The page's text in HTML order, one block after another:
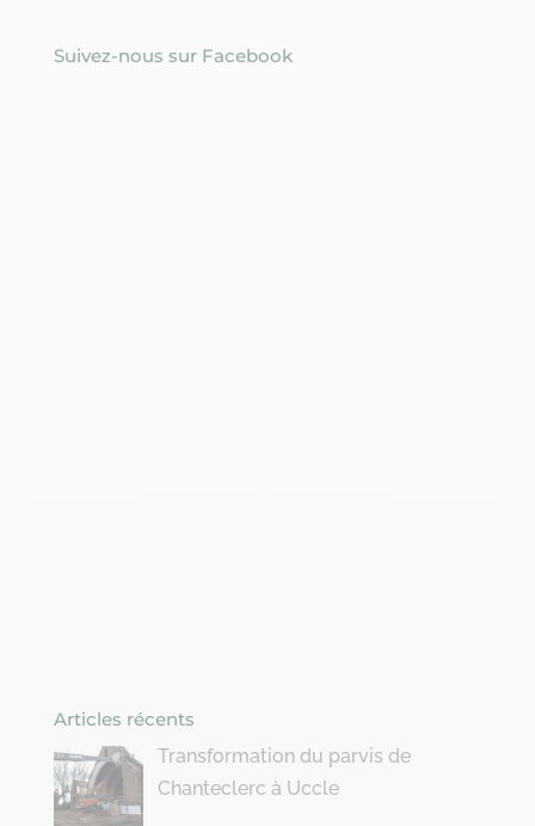
Suivez-nous sur Facebook
Articles récents
Transformation du parvis de
Chanteclerc à Uccle